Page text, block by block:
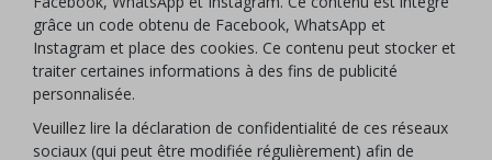
grâce un code obtenu de Facebook, WhatsApp et
Instagram et place des cookies. Ce contenu peut stocker et
traiter certaines informations à des fins de publicité
personnalisée.
Veuillez lire la déclaration de confidentialité de ces réseaux
sociaux (qui peut être modifiée régulièrement) afin de